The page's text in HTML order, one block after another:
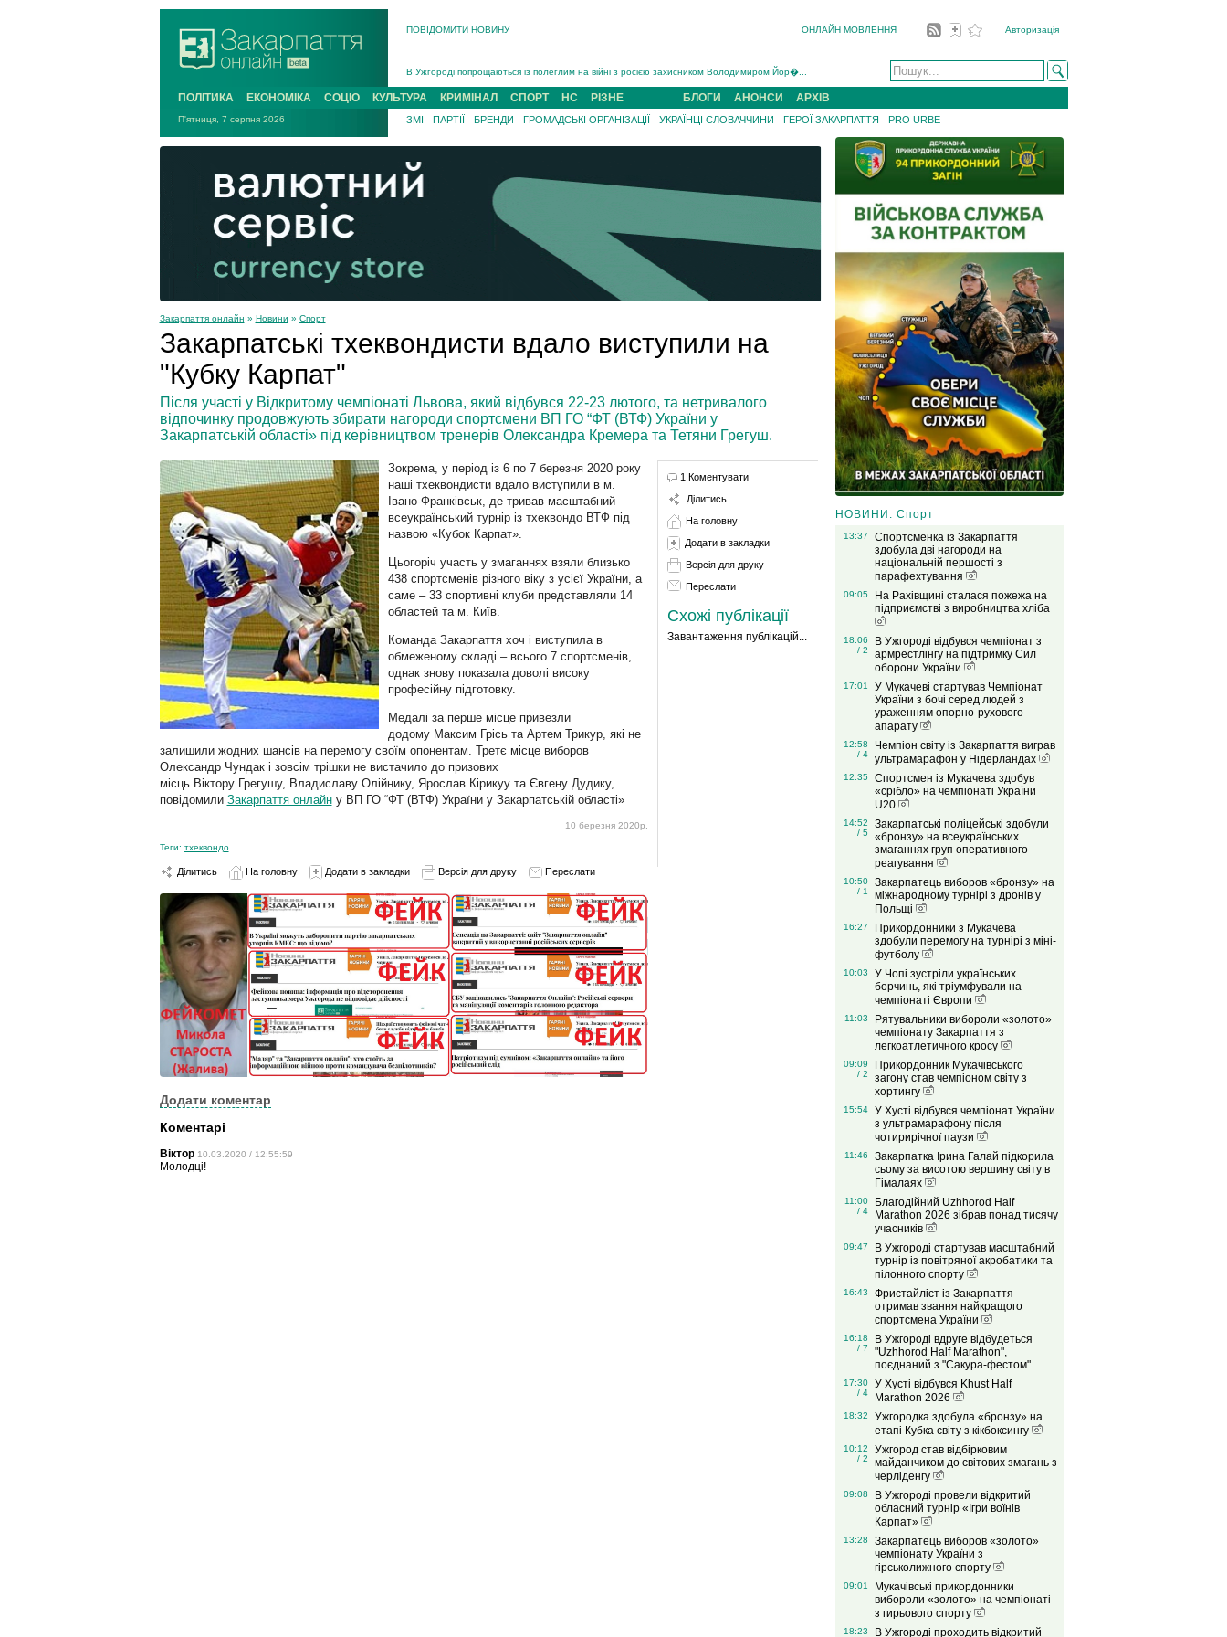
ПОВІДОМИТИ НОВИНУ ОНЛАЙН МОВЛЕННЯ Авторизація
В Ужгороді попрощаються із полеглим на війні з росією захисником Володимиром Йор�...
В Ужгороді 5 серпня попрощаються із захисником Богданом Югасом, який два роки �...
Підтвердили загибель захисника із Нанкова на Хустщині Юліана Гербея (ФОТО)[/gree...
На війні з рф поліг військовий з Виноградова Ігнат Роздяловський (ФОТО)...
На Хустщині внаслідок ДТП за участі трьох авто постраждали 13 людей (ФОТО)...
Інструктора районного ТЦК на Закарпатті судитимуть за обвинувачен...
ПОЛІТИКА ЕКОНОМІКА СОЦІО КУЛЬТУРА КРИМІНАЛ СПОРТ НС РІЗНЕ БЛОГИ АНОНСИ АРХІВ
П'ятниця, 7 серпня 2026 ЗМІ ПАРТІЇ БРЕНДИ ГРОМАДСЬКІ ОРГАНІЗАЦІЇ УКРАЇНЦІ СЛОВАЧЧИНИ ГЕРОЇ ЗАКАРПАТТЯ PRO URBE
Закарпаття онлайн » Новини » Спорт
Закарпатські тхеквондисти вдало виступили на
"Кубку Карпат"
Після участі у Відкритому чемпіонаті Львова, який відбувся 22-23 лютого, та нетривалого
відпочинку продовжують збирати нагороди спортсмени ВП ГО “ФТ (ВТФ) України у
Закарпатській області» під керівництвом тренерів Олександра Кремера та Тетяни Грегуш.
Зокрема, у період із 6 по 7 березня 2020 року
наші тхеквондисти вдало виступили в м.
Івано-Франківськ, де тривав масштабний
всеукраїнський турнір із тхеквондо ВТФ під
назвою «Кубок Карпат».
Цьогоріч участь у змаганнях взяли близько
438 спортсменів різного віку з усієї України, а
саме – 33 спортивні клуби представляли 14
областей та м. Київ.
Команда Закарпаття хоч і виступила в
обмеженому складі – всього 7 спортсменів,
однак знову показала доволі високу
професійну підготовку.
Медалі за перше місце привезли
додому Максим Грісь та Артем Трикур, які не
залишили жодних шансів на перемогу своїм опонентам. Третє місце виборов
Олександр Чундакі зовсім трішки не вистачило до призових
місць ВікторуГрегушу, ВладиславуОлійнику, ЯрославКірикуу та ЄвгенуДудику,
повідомили Закарпаття онлайн у ВП ГО “ФТ (ВТФ) України у Закарпатській області»
10 березня 2020р.
Теги: тхеквондо
Ділитись На головну Додати в закладки Версія для друку Переслати
Додати коментар
Коментарі
Віктор 10.03.2020 / 12:55:59
Молодці!
1 Коментувати
Ділитись
На головну
Додати в закладки
Версія для друку
Переслати
Схожі публікації
Завантаження публікацій...
НОВИНИ: Спорт
13:37
Спортсменка із Закарпаття
здобула дві нагороди на
національній першості з
парафехтування
09:05
На Рахівщині сталася пожежа на
підприємстві з виробництва хліба
18:06
/ 2
В Ужгороді відбувся чемпіонат з
армрестлінгу на підтримку Сил
оборони України
17:01
У Мукачеві стартував Чемпіонат
України з бочі серед людей з
ураженням опорно-рухового
апарату
12:58
/ 4
Чемпіон світу із Закарпаття виграв
ультрамарафон у Нідерландах
12:35
Спортсмен із Мукачева здобув
«срібло» на чемпіонаті України
U20
14:52
/ 5
Закарпатські поліцейські здобули
«бронзу» на всеукраїнських
змаганнях груп оперативного
реагування
10:50
/ 1
Закарпатець виборов «бронзу» на
міжнародному турнірі з дронів у
Польщі
16:27
Прикордонники з Мукачева
здобули перемогу на турнірі з міні-
футболу
10:03
У Чопі зустріли українських
борчинь, які тріумфували на
чемпіонаті Європи
11:03
Рятувальники вибороли «золото»
чемпіонату Закарпаття з
легкоатлетичного кросу
09:09
/ 2
Прикордонник Мукачівського
загону став чемпіоном світу з
хортингу
15:54
У Хусті відбувся чемпіонат України
з ультрамарафону після
чотирирічної паузи
11:46
Закарпатка Ірина Галай підкорила
сьому за висотою вершину світу в
Гімалаях
11:00
/ 4
Благодійний Uzhhorod Half
Marathon 2026 зібрав понад тисячу
учасників
09:47
В Ужгороді стартував масштабний
турнір із повітряної акробатики та
пілонного спорту
16:43
Фристайліст із Закарпаття
отримав звання найкращого
спортсмена України
16:18
/ 7
В Ужгороді вдруге відбудеться
"Uzhhorod Half Marathon",
поєднаний з "Сакура-фестом"
17:30
/ 4
У Хусті відбувся Khust Half
Marathon 2026
18:32
Ужгородка здобула «бронзу» на
етапі Кубка світу з кікбоксингу
10:12
/ 2
Ужгород став відбірковим
майданчиком до світових змагань з
черліденгу
09:08
В Ужгороді провели відкритий
обласний турнір «Ігри воїнів
Карпат»
13:28
Закарпатець виборов «золото»
чемпіонату України з
гірськолижного спорту
09:01
Мукачівські прикордонники
вибороли «золото» на чемпіонаті
з гирьового спорту
18:23
В Ужгороді проходить відкритий